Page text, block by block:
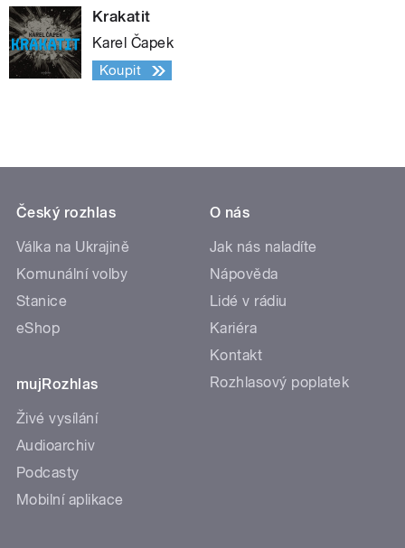
Krakatit
Karel Čapek
Koupit
Český rozhlas
Válka na Ukrajině
Komunální volby
Stanice
eShop
mujRozhlas
Živé vysílání
Audioarchiv
Podcasty
Mobilní aplikace
O nás
Jak nás naladíte
Nápověda
Lidé v rádiu
Kariéra
Kontakt
Rozhlasový poplatek